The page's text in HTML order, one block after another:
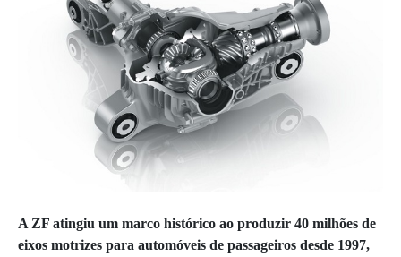
A ZF atingiu um marco histórico ao produzir 40 milhões de
eixos motrizes para automóveis de passageiros desde 1997,